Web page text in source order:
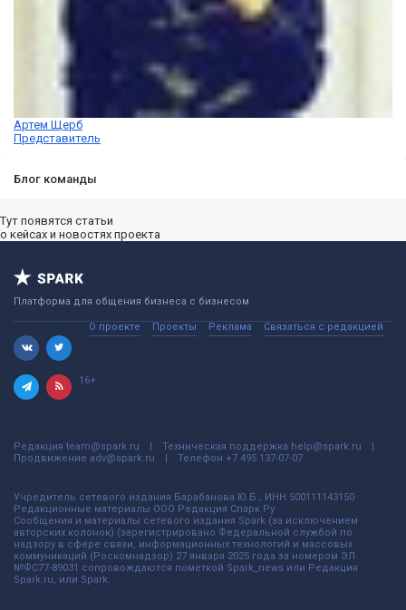
Артем Щерб
Представитель
Блог команды
Тут появятся статьи
о кейсах и новостях проекта
Платформа для общения бизнеса с бизнесом
О проекте Проекты Реклама Связаться с редакцией
16+
Редакция team@spark.ru Техническая поддержка help@spark.ru
Продвижение adv@spark.ru Телефон +7 495 137-07-07
Учредитель сетевого издания Барабанова.Ю.Б., ИНН 500111143150
Редакционные материалы ООО Редакция Спарк Ру
Сообщения и материалы сетевого издания Spark (за исключением
авторских колонок) (зарегистрировано Федеральной службой по
надзору в сфере связи, информационных технологий и массовых
коммуникаций (Роскомнадзор) 27 января 2025 года за номером ЭЛ
№ФС77-89031 сопровождаются пометкой Spark_news или Редакция
Spark.ru, или Spark.